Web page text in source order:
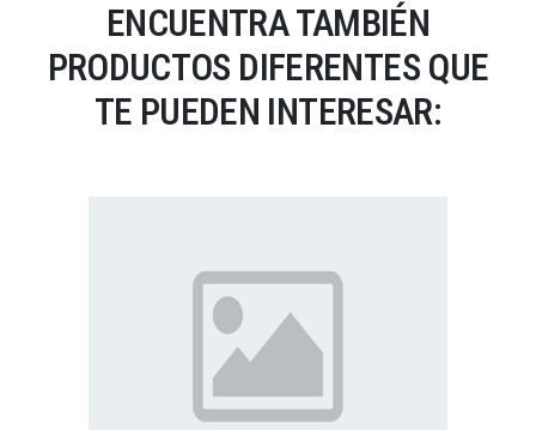
ENCUENTRA TAMBIÉN
PRODUCTOS DIFERENTES QUE
TE PUEDEN INTERESAR: